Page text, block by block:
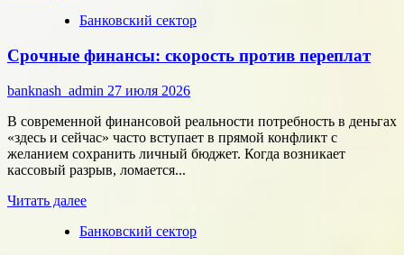
о
за
внимание:
как
удивить
современного
потребителя
с
помощью
технологий
Банковский сектор
Срочные финансы: скорость против переплат
banknash_admin 27 июля 2026
В современной финансовой реальности потребность в деньгах
«здесь и сейчас» часто вступает в прямой конфликт с
желанием сохранить личный бюджет. Когда возникает
кассовый разрыв, ломается...
Читать далееПрочитать
о
Банковский сектор